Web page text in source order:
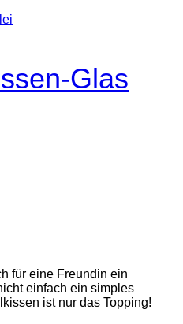
Glas
für eine Freundin ein
einfach ein simples
ist nur das Topping!